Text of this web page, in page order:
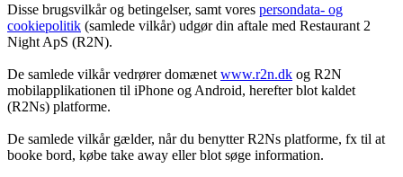
Disse brugsvilkår og betingelser, samt vores persondata- og
cookiepolitik (samlede vilkår) udgør din aftale med Restaurant 2
Night ApS (R2N).
De samlede vilkår vedrører domænet www.r2n.dk og R2N
mobilapplikationen til iPhone og Android, herefter blot kaldet
(R2Ns) platforme.
De samlede vilkår gælder, når du benytter R2Ns platforme, fx til at
booke bord, købe take away eller blot søge information.